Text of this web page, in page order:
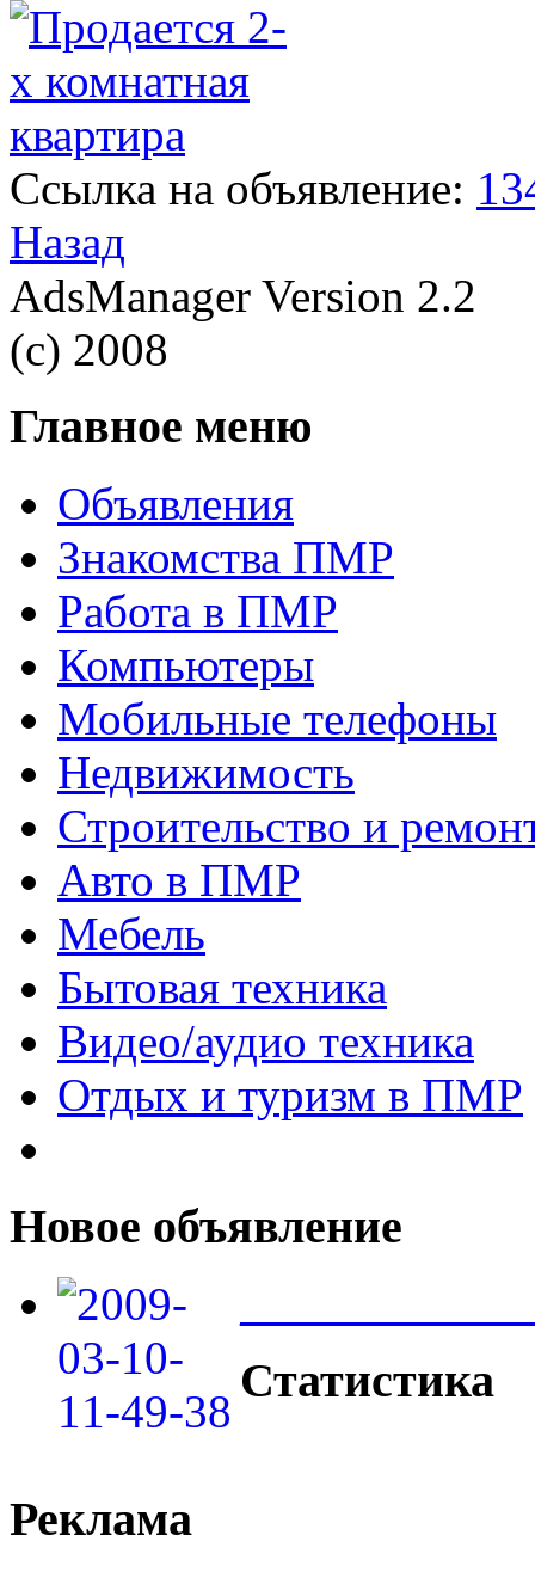
Ссылка на объявление:
Назад
AdsManager Version 2.2
(c) 2008
Главное меню
Объявления
Знакомства ПМР
Работа в ПМР
Компьютеры
Мобильные телефоны
Недвижимость
Строительство и
Авто в ПМР
Мебель
Бытовая техника
Видео/аудио техника
Отдых и туризм в ПМР
Новое объявление
Статистика
Реклама